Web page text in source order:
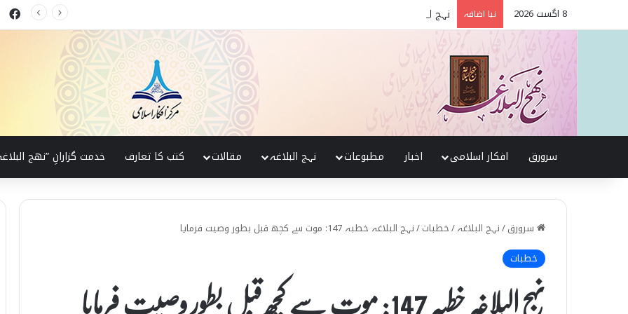
8 اگست 2026 نیا اضافہ نہج البلاغہ میں حقیقی شیعہ کی پہچان
سرورق افکار اسلامی اخبار مطبوعات نہج البلاغہ مقالات کتب کا تعارف خدمت گزارانِ ”نھج
سرورق/نہج البلاغہ/خطبات/نہج البلاغہ خطبہ 147: موت سے کچھ قبل بطور وصیت فرمایا
خطبات